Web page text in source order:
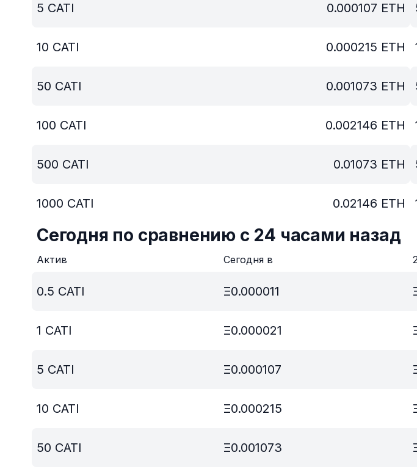
5 CATI 0.000107 ETH
10 CATI 0.000215 ETH
50 CATI 0.001073 ETH
100 CATI 0.002146 ETH
500 CATI 0.01073 ETH
1000 CATI 0.02146 ETH
Сегодня по сравнению с 24 часами назад
Актив Сегодня в
0.5 CATI Ξ0.000011
1 CATI Ξ0.000021
5 CATI Ξ0.000107
10 CATI Ξ0.000215
50 CATI Ξ0.001073